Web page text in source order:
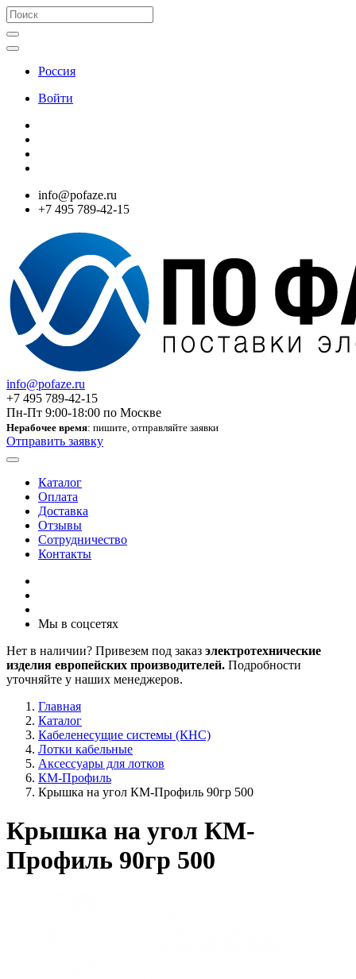
Россия
Войти
info@pofaze.ru
+7 495 789-42-15
info@pofaze.ru
+7 495 789-42-15
Пн-Пт 9:00-18:00 по Москве
Нерабочее время: пишите, отправляйте заявки
Отправить заявку
Каталог
Оплата
Доставка
Отзывы
Сотрудничество
Контакты
Мы в соцсетях
Нет в наличии? Привезем под заказ электротехнические
изделия европейских производителей. Подробности
уточняйте у наших менеджеров.
Главная
Каталог
Кабеленесущие системы (КНС)
Лотки кабельные
Аксессуары для лотков
КМ-Профиль
Крышка на угол КМ-Профиль 90гр 500
Крышка на угол КМ-
Профиль 90гр 500